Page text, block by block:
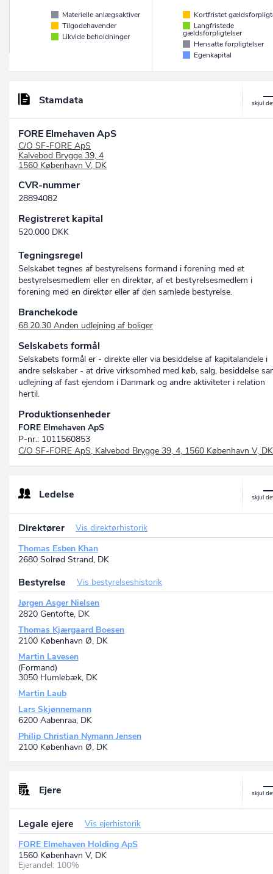
Materielle anlægsaktiver
Tilgodehavender
Likvide beholdninger
Kortfristet
Langfristede
gældsforpligtelser
Hensatte forpligtelser
Egenkapital
Stamdata
FORE Elmehaven ApS
C/O SF-FORE ApS
Kalvebod Brygge 39, 4
1560 København V, DK
CVR-nummer
28894082
Registreret kapital
520.000 DKK
Tegningsregel
Selskabet tegnes af bestyrelsens formand i forening med et
bestyrelsesmedlem eller en direktør, af et bestyrelsesmedlem i
forening med en direktør eller af den samlede bestyrelse.
Branchekode
68.20.30 Anden udlejning af boliger
Selskabets formål
Selskabets formål er - direkte eller via besiddelse af kapitalandele i
andre selskaber - at drive virksomhed med køb, salg, besiddelse
udlejning af fast ejendom i Danmark og andre aktiviteter i relation
hertil.
Produktionsenheder
FORE Elmehaven ApS
P-nr.: 1011560853
C/O SF-FORE ApS, Kalvebod Brygge 39, 4, 1560 København V, DK
Ledelse
Direktører
Vis direktørhistorik
Thomas Esben Khan
2680 Solrød Strand, DK
Bestyrelse
Vis bestyrelseshistorik
Jørgen Asger Nielsen
2820 Gentofte, DK
Thomas Kjærgaard Boesen
2100 København Ø, DK
Martin Lavesen
(Formand)
3050 Humlebæk, DK
Martin Laub
Lars Skjønnemann
6200 Aabenraa, DK
Philip Christian Nymann Jensen
2100 København Ø, DK
Ejere
Legale ejere
Vis ejerhistorik
FORE Elmehaven Holding ApS
1560 København V, DK
Ejerandel: 100%